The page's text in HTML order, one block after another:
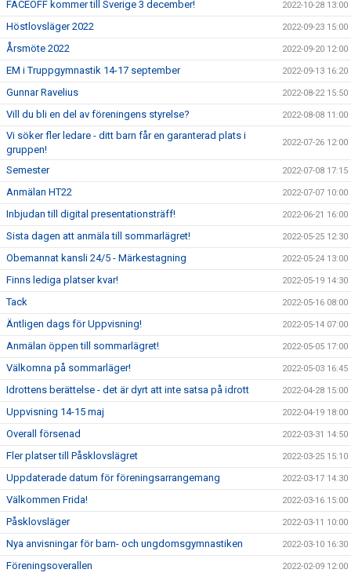
FACEOFF kommer till Sverige 3 december! 2022-10-28 13:00
Höstlovsläger 2022 2022-09-23 15:00
Årsmöte 2022 2022-09-20 12:00
EM i Truppgymnastik 14-17 september 2022-09-13 16:20
Gunnar Ravelius 2022-08-22 15:50
Vill du bli en del av föreningens styrelse? 2022-08-08 11:00
Vi söker fler ledare - ditt barn får en garanterad plats i
gruppen!
2022-07-26 12:00
Semester 2022-07-08 17:15
Anmälan HT22 2022-07-07 10:00
Inbjudan till digital presentationsträff! 2022-06-21 16:00
Sista dagen att anmäla till sommarlägret! 2022-05-25 12:30
Obemannat kansli 24/5 - Märkestagning 2022-05-24 13:00
Finns lediga platser kvar! 2022-05-19 14:30
Tack 2022-05-16 08:00
Äntligen dags för Uppvisning! 2022-05-14 07:00
Anmälan öppen till sommarlägret! 2022-05-05 17:00
Välkomna på sommarläger! 2022-05-03 16:45
Idrottens berättelse - det är dyrt att inte satsa på idrott 2022-04-28 15:00
Uppvisning 14-15 maj 2022-04-19 18:00
Overall försenad 2022-03-31 14:50
Fler platser till Påsklovslägret 2022-03-25 15:10
Uppdaterade datum för föreningsarrangemang 2022-03-17 14:30
Välkommen Frida! 2022-03-16 15:00
Påsklovsläger 2022-03-11 10:00
Nya anvisningar för barn- och ungdomsgymnastiken 2022-03-10 16:30
Föreningsoverallen 2022-02-09 12:00